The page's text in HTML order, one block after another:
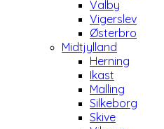
Valby
Vigerslev
Østerbro
Midtjylland
Herning
Ikast
Malling
Silkeborg
Skive